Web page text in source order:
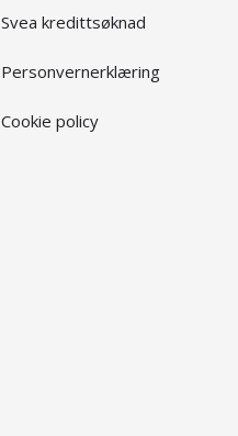
Svea kredittsøknad
Personvernerklæring
Cookie policy